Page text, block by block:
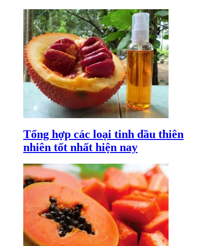
Tổng hợp các loại tinh dầu thiên
nhiên tốt nhất hiện nay